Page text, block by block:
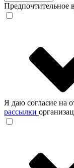
Предпочтительное
Я даю согласие на
рассылки